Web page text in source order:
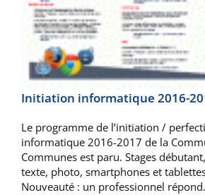
Initiation informatique 2016-
Le programme de l’initiation /
informatique 2016-2017 de la
Communes est paru. Stages
texte, photo, smartphones et
Nouveauté : un professionnel